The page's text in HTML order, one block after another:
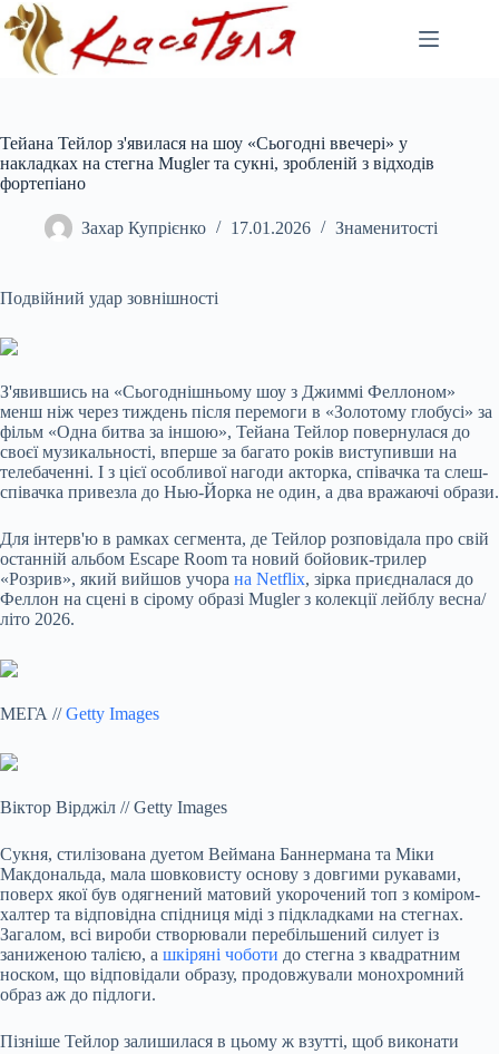
Перейти
до
вмісту
Тейана Тейлор з'явилася на шоу «Сьогодні ввечері» у
накладках на стегна Mugler та сукні, зробленій з відходів
фортепіано
Захар Купрієнко 17.01.2026 Знаменитості
Подвійний удар зовнішності
З'явившись на «Сьогоднішньому шоу з Джиммі Феллоном»
менш ніж через тиждень після перемоги в «Золотому глобусі» за
фільм «Одна битва за іншою», Тейана Тейлор повернулася до
своєї музикальності, вперше за багато років виступивши на
телебаченні. І з цієї особливої нагоди акторка, співачка та слеш-
співачка привезла до Нью-Йорка не один, а два вражаючі образи.
Для інтерв'ю в рамках сегмента, де Тейлор розповідала про свій
останній альбом Escape Room та новий бойовик-трилер
«Розрив», який вийшов учора на Netflix, зірка приєдналася до
Феллон на сцені в сірому образі Mugler з колекції лейблу весна/
літо 2026.
МЕГА // Getty Images
Віктор Вірджіл // Getty Images
Сукня, стилізована дуетом Веймана Баннермана та Міки
Макдональда, мала шовковисту основу з довгими рукавами,
поверх якої був одягнений матовий укорочений топ з коміром-
халтер та відповідна спідниця міді з підкладками на стегнах.
Загалом, всі вироби створювали перебільшений силует із
заниженою талією, а шкіряні чоботи до стегна з квадратним
носком, що відповідали образу, продовжували монохромний
образ аж до підлоги.
Пізніше Тейлор залишилася в цьому ж взутті, щоб виконати